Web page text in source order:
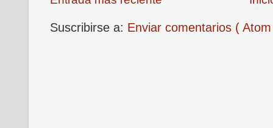
Suscribirse a: Enviar comentarios (